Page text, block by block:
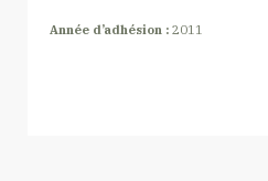
Année d’adhésion : 2011